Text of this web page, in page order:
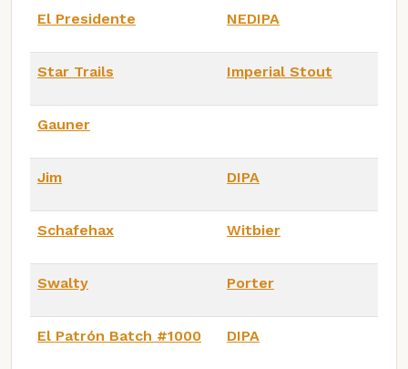
El Presidente NEDIPA
Star Trails Imperial Stout
Gauner
Jim DIPA
Schafehax Witbier
Swalty Porter
El Patrón Batch #1000 DIPA